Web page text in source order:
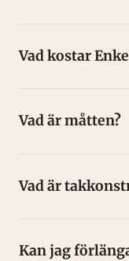
Vad kostar
Vad är måtten?
Vad är
Kan jag